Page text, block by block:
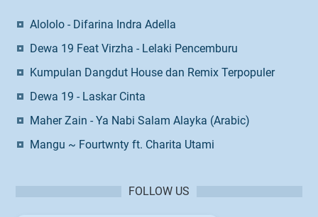
Alololo - Difarina Indra Adella
Dewa 19 Feat Virzha - Lelaki Pencemburu
Kumpulan Dangdut House dan Remix Terpopuler
Dewa 19 - Laskar Cinta
Maher Zain - Ya Nabi Salam Alayka (Arabic)
Mangu ~ Fourtwnty ft. Charita Utami
FOLLOW US